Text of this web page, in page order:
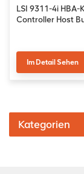
LSI 9311-4i HBA-
Controller Host
Im Detail Sehen
Kategorien